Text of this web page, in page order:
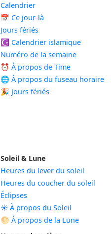
Calendrier
📅 Ce jour-là
Jours fériés
☪️ Calendrier islamique
Numéro de la semaine
⏰ À propos de Time
🌐 À propos du fuseau horaire
🎉 Jours fériés
Soleil & Lune
Heures du lever du soleil
Heures du coucher du soleil
Éclipses
☀️ À propos du Soleil
🌕 À propos de la Lune